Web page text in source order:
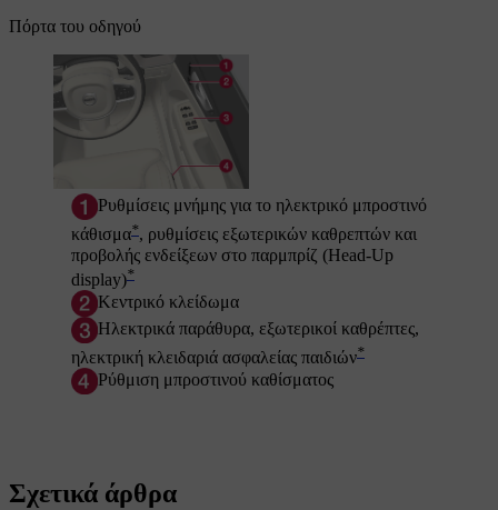
Πόρτα του οδηγού
Ρυθμίσεις μνήμης για το ηλεκτρικό μπροστινό
κάθισμα*, ρυθμίσεις εξωτερικών καθρεπτών και
προβολής ενδείξεων στο παρμπρίζ (Head-Up
display)*
Κεντρικό κλείδωμα
Ηλεκτρικά παράθυρα, εξωτερικοί καθρέπτες,
ηλεκτρική κλειδαριά ασφαλείας παιδιών*
Ρύθμιση μπροστινού καθίσματος
Σχετικά άρθρα